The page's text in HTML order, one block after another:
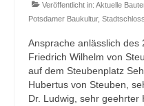
Veröffentlicht in: Aktuelle
Potsdamer Baukultur, Stadtschloss
Ansprache anlässlich des
Friedrich Wilhelm von
auf dem Steubenplatz
Hubertus von Steuben,
Dr. Ludwig, sehr geehrter